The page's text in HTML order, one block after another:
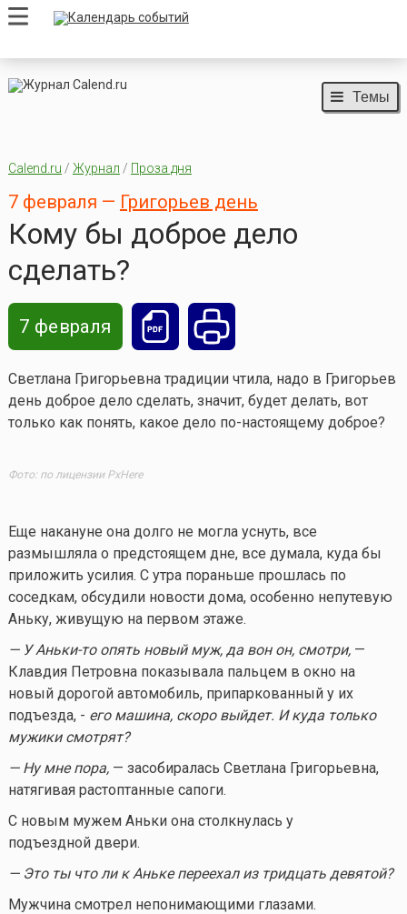
Темы
Calend.ru / Журнал / Проза дня
7 февраля — Григорьев день
Кому бы доброе дело
сделать?
7 февраля
Светлана Григорьевна традиции чтила, надо в Григорьев
день доброе дело сделать, значит, будет делать, вот
только как понять, какое дело по-настоящему доброе?
Фото: по лицензии PxHere
Еще накануне она долго не могла уснуть, все
размышляла о предстоящем дне, все думала, куда бы
приложить усилия. С утра пораньше прошлась по
соседкам, обсудили новости дома, особенно непутевую
Аньку, живущую на первом этаже.
— УАньки-тоопять новый муж, да вон он, смотри,—
Клавдия Петровна показывала пальцем в окно на
новый дорогой автомобиль, припаркованный у их
подъезда, - его машина, скоро выйдет. И куда только
мужики смотрят?
— Ну мне пора,— засобиралась Светлана Григорьевна,
натягивая растоптанные сапоги.
С новым мужем Аньки она столкнулась у
подъездной двери.
— Это ты что ли к Аньке переехал из тридцать девятой?
Мужчина смотрел непонимающими глазами.